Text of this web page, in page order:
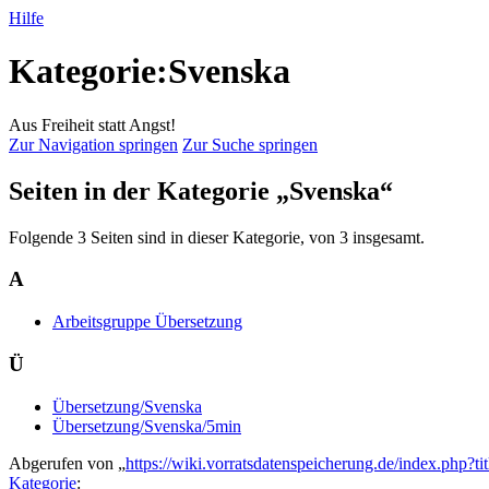
Hilfe
Kategorie:Svenska
Aus Freiheit statt Angst!
Zur Navigation springen Zur Suche springen
Seiten in der Kategorie „Svenska“
Folgende 3 Seiten sind in dieser Kategorie, von 3 insgesamt.
A
Arbeitsgruppe Übersetzung
Ü
Übersetzung/Svenska
Übersetzung/Svenska/5min
Abgerufen von „https://wiki.vorratsdatenspeicherung.de/
Kategorie: